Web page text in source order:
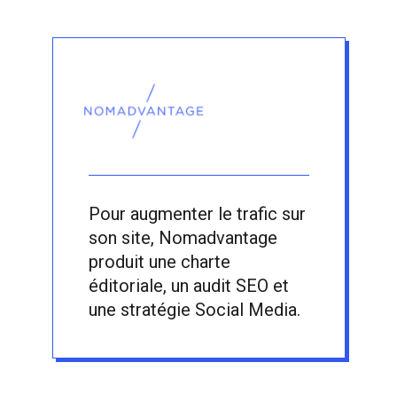
Pour augmenter le trafic sur
son site, Nomadvantage
produit une charte
éditoriale, un audit SEO et
une stratégie Social Media.